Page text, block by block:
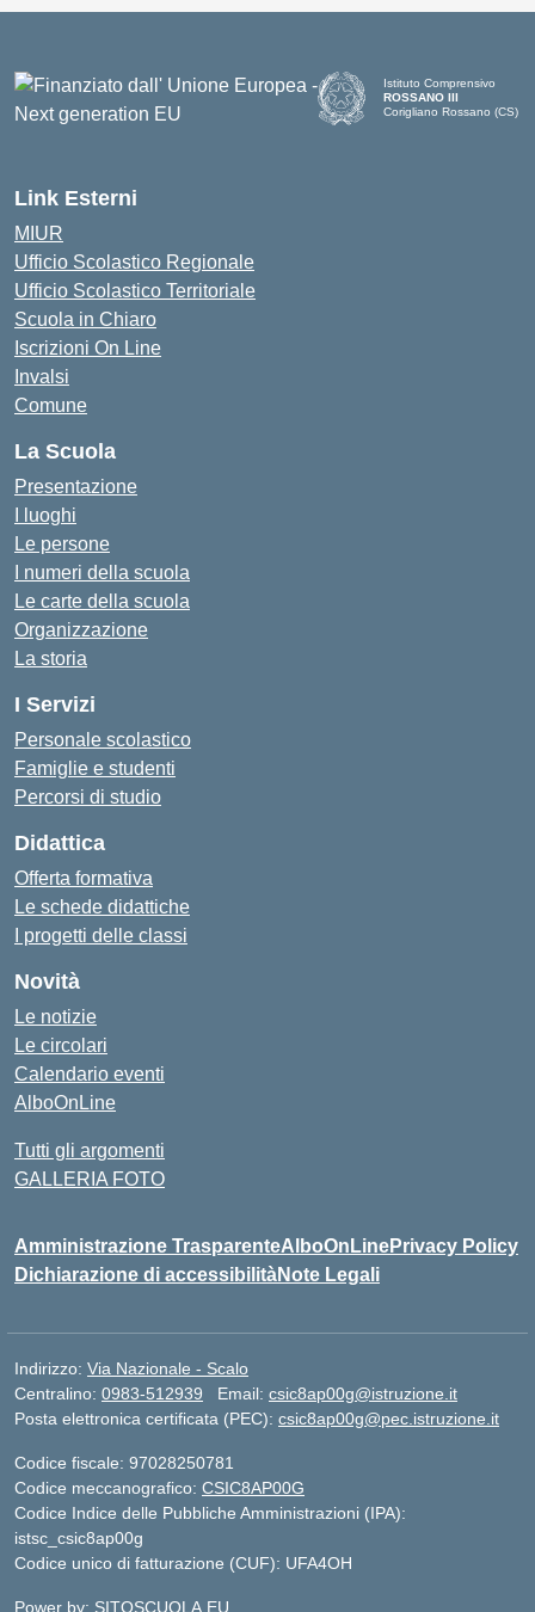
Istituto Comprensivo
ROSSANO III
Corigliano Rossano (CS)
Link Esterni
MIUR
Ufficio Scolastico Regionale
Ufficio Scolastico Territoriale
Scuola in Chiaro
Iscrizioni On Line
Invalsi
Comune
La Scuola
Presentazione
I luoghi
Le persone
I numeri della scuola
Le carte della scuola
Organizzazione
La storia
I Servizi
Personale scolastico
Famiglie e studenti
Percorsi di studio
Didattica
Offerta formativa
Le schede didattiche
I progetti delle classi
Novità
Le notizie
Le circolari
Calendario eventi
AlboOnLine
Tutti gli argomenti
GALLERIA FOTO
Amministrazione TrasparenteAlboOnLinePrivacy Policy
Dichiarazione di accessibilitàNote Legali
Indirizzo: Via Nazionale - Scalo
Centralino: 0983-512939 Email: csic8ap00g@istruzione.it
Posta elettronica certificata (PEC): csic8ap00g@pec.istruzione.it
Codice fiscale: 97028250781
Codice meccanografico: CSIC8AP00G
Codice Indice delle Pubbliche Amministrazioni (IPA):
istsc_csic8ap00g
Codice unico di fatturazione (CUF): UFA4OH
Power by: SITOSCUOLA.EU